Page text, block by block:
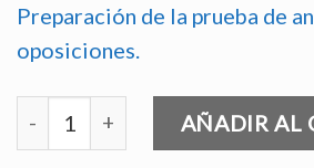
Preparación de la prueba de
oposiciones.
Módulo de análisis cantidad
AÑADIR AL